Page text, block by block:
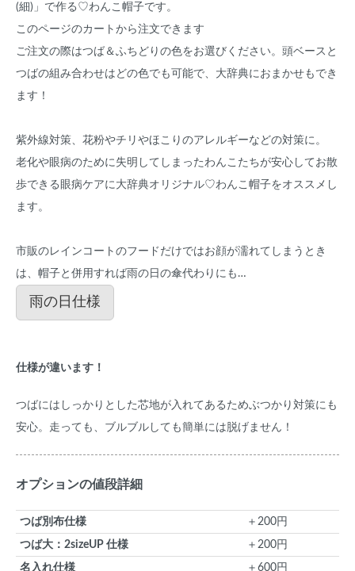
(細)」で作る♡わんこ帽子です。
このページのカートから注文できます
ご注文の際はつば＆ふちどりの色をお選びください。頭ベースと
つばの組み合わせはどの色でも可能で、大辞典におまかせもでき
ます！
紫外線対策、花粉やチリやほこりのアレルギーなどの対策に。
老化や眼病のために失明してしまったわんこたちが安心してお散
歩できる眼病ケアに大辞典オリジナル♡わんこ帽子をオススメし
ます。
市販のレインコートのフードだけではお顔が濡れてしまうとき
は、帽子と併用すれば雨の日の傘代わりにも…
雨の日仕様
仕様が違います！
つばにはしっかりとした芯地が入れてあるためぶつかり対策にも
安心。走っても、ブルブルしても簡単には脱げません！
オプションの値段詳細
つば別布仕様 ＋200円
つば大：2sizeUP 仕様 ＋200円
名入れ仕様 ＋600円